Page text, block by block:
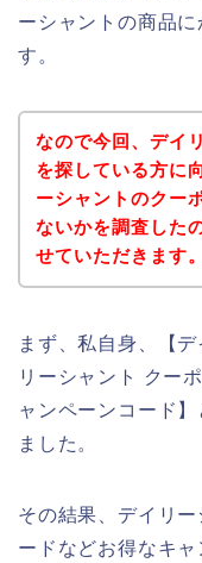
ーシャントの商品
す。
なので今回、デイ
を探している方に
ーシャントのクー
ないかを調査した
せていただきます。
まず、私自身、【
リーシャント クー
ャンペーンコード
ました。
その結果、デイリ
ードなどお得なキ